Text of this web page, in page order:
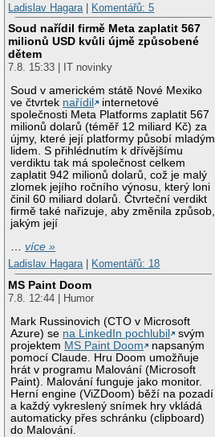
Ladislav Hagara
Komentářů: 5
Soud nařídil firmě Meta zaplatit 567
milionů USD kvůli újmě způsobené
dětem
7.8. 15:33 | IT novinky
Soud v americkém státě Nové Mexiko
ve čtvrtek nařídil
internetové
společnosti Meta Platforms zaplatit 567
milionů dolarů (téměř 12 miliard Kč) za
újmy, které její platformy působí mladým
lidem. S přihlédnutím k dřívějšímu
verdiktu tak má společnost celkem
zaplatit 942 milionů dolarů, což je malý
zlomek jejího ročního výnosu, který loni
činil 60 miliard dolarů. Čtvrteční verdikt
firmě také nařizuje, aby změnila způsob,
jakým její
…více »
Ladislav Hagara| Komentářů: 18
MS Paint Doom
7.8. 12:44 | Humor
Mark Russinovich (CTO v Microsoft
Azure) se na LinkedIn pochlubil
svým
projektem MS Paint Doom
napsaným
pomocí Claude. Hru Doom umožňuje
hrát v programu Malování (Microsoft
Paint). Malování funguje jako monitor.
Herní engine (ViZDoom) běží na pozadí
a každý vykreslený snímek hry vkládá
automaticky přes schránku (clipboard)
do Malování.